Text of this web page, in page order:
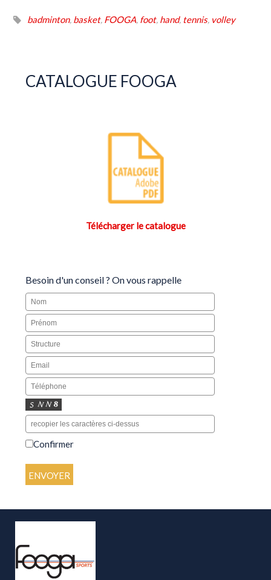
badminton, basket, FOOGA foot, hand, tennis, volley
CATALOGUE FOOGA
Télécharger le catalogue
Besoin d'un conseil ? On vous rappelle
Confirmer